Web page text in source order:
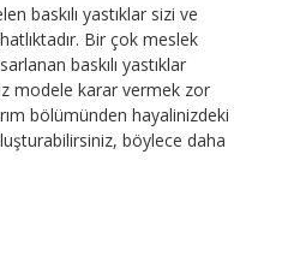
baskılı yastıklar sizi ve
Bir çok meslek
baskılı yastıklar
modele karar vermek zor
bölümünden hayalinizdeki
böylece daha